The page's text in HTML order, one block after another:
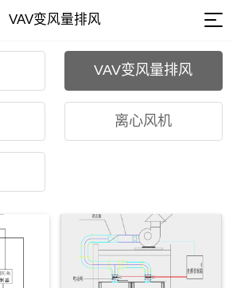
VAV变风量排风
VAV变风量排风
离心风机